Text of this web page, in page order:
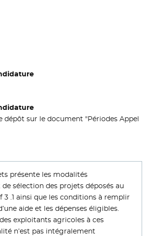
dépôt sur le document "Périodes Appel
présente les modalités
sélection des projets déposés au
.1 ainsi que les conditions à remplir
aide et les dépenses éligibles.
exploitants agricoles à ces
n’est pas intégralement